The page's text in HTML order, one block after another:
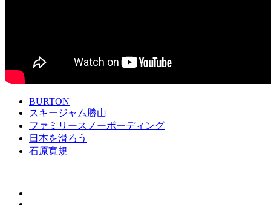
BURTON
スキージャム勝山
ファミリースノーボーディング
日本を滑ろう
石原寛規